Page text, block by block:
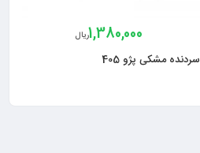
1,380,000ریال
سردنده مشکی پژو 405